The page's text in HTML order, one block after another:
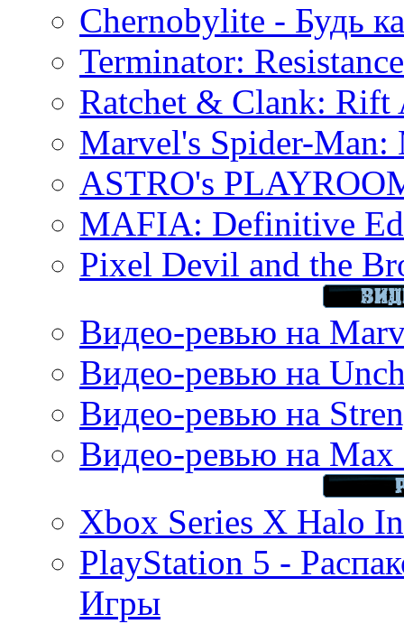
Chernobylite - Будь
Terminator:
Ratchet & Clank: Rift
Marvel's Spider-Man:
ASTRO's
MAFIA: Definitive
Pixel Devil and the
Видео-ревью на
Видео-ревью на
Видео-ревью на
Видео-ревью на Max
Xbox Series X Halo
PlayStation 5 -
Игры